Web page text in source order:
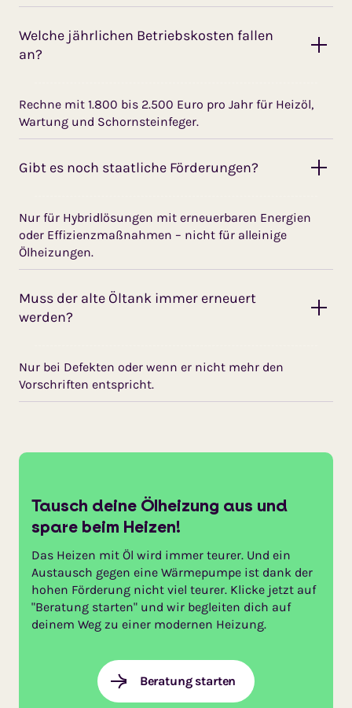
Welche jährlichen Betriebskosten fallen
an?
Rechne mit 1.800 bis 2.500 Euro pro Jahr für Heizöl,
Wartung und Schornsteinfeger.
Gibt es noch staatliche Förderungen?
Nur für Hybridlösungen mit erneuerbaren Energien
oder Effizienzmaßnahmen – nicht für alleinige
Ölheizungen.
Muss der alte Öltank immer erneuert
werden?
Nur bei Defekten oder wenn er nicht mehr den
Vorschriften entspricht.
Tausch deine Ölheizung aus und
spare beim Heizen!
Das Heizen mit Öl wird immer teurer. Und ein
Austausch gegen eine Wärmepumpe ist dank der
hohen Förderung nicht viel teurer. Klicke jetzt auf
"Beratung starten" und wir begleiten dich auf
deinem Weg zu einer modernen Heizung.
Beratung starten